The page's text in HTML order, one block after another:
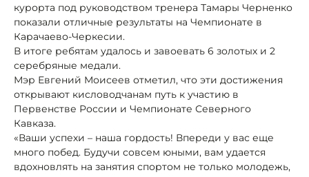
курорта под руководством тренера Тамары Черненко
показали отличные результаты на Чемпионате в
Карачаево-Черкесии.
В итоге ребятам удалось и завоевать 6 золотых и 2
серебряные медали.
Мэр Евгений Моисеев отметил, что эти достижения
открывают кисловодчанам путь к участию в
Первенстве России и Чемпионате Северного
Кавказа.
«Ваши успехи – наша гордость! Впереди у вас еще
много побед. Будучи совсем юными, вам удается
вдохновлять на занятия спортом не только молодежь,